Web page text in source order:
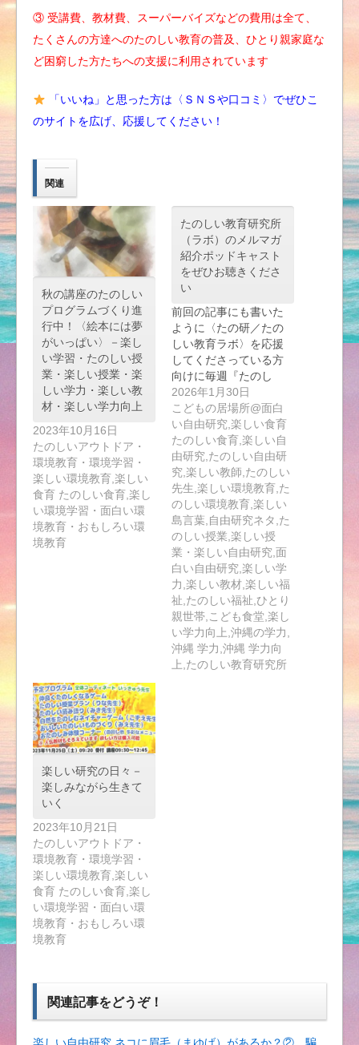
③ 受講費、教材費、スーパーバイズなどの費用は全て、
たくさんの方達へのたのしい教育の普及、ひとり親家庭な
ど困窮した方たちへの支援に利用されています
「いいね」と思った方は〈ＳＮＳや口コミ〉でぜひこ
のサイトを広げ、応援してください！
関連
秋の講座のたのしい
プログラムづくり進
行中！〈絵本には夢
がいっぱい〉－楽し
い学習・たのしい授
業・楽しい授業・楽
しい学力・楽しい教
材・楽しい学力向上
2023年10月16日
たのしいアウトドア・
環境教育・環境学習・
楽しい環境教育,楽しい
食育 たのしい食育,楽し
い環境学習・面白い環
境教育・おもしろい環
境教育
たのしい教育研究所
（ラボ）のメルマガ
紹介ポッドキャスト
をぜひお聴きくださ
い
前回の記事にも書いた
ように〈たの研／たの
しい教育ラボ〉を応援
してくださっている方
向けに毎週『たのし
い…
2026年1月30日
こどもの居場所@面白
い自由研究,楽しい食育
たのしい食育,楽しい自
由研究,たのしい自由研
究,楽しい教師,たのしい
先生,楽しい環境教育,た
のしい環境教育,楽しい
島言葉,自由研究ネタ,た
のしい授業,楽しい授
業・楽しい自由研究,面
白い自由研究,楽しい学
力,楽しい教材,楽しい福
祉,たのしい福祉,ひとり
親世帯,こども食堂,楽し
い学力向上,沖縄の学力,
沖縄 学力,沖縄 学力向
上,たのしい教育研究所
楽しい研究の日々－
楽しみながら生きて
いく
2023年10月21日
たのしいアウトドア・
環境教育・環境学習・
楽しい環境教育,楽しい
食育 たのしい食育,楽し
い環境学習・面白い環
境教育・おもしろい環
境教育
関連記事をどうぞ！